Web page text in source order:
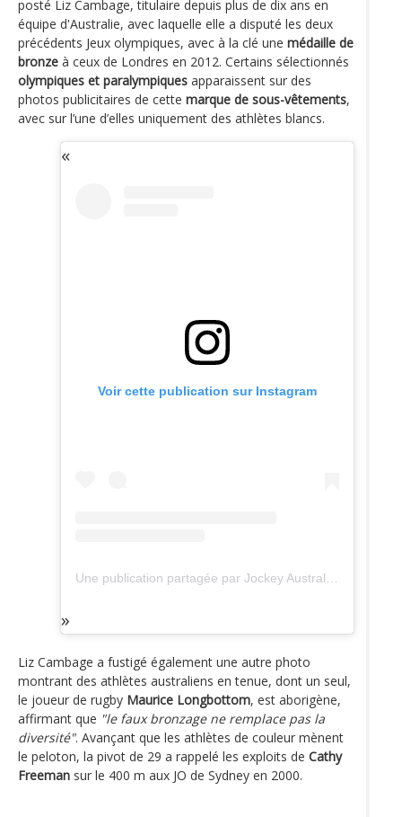
posté Liz Cambage, titulaire depuis plus de dix ans en
équipe d'Australie, avec laquelle elle a disputé les deux
précédents Jeux olympiques, avec à la clé une médaille de
bronze à ceux de Londres en 2012. Certains sélectionnés
olympiques et paralympiques apparaissent sur des
photos publicitaires de cette marque de sous-vêtements,
avec sur l’une d’elles uniquement des athlètes blancs.
Voir cette publication sur Instagram
Liz Cambage a fustigé également une autre photo
montrant des athlètes australiens en tenue, dont un seul,
le joueur de rugby Maurice Longbottom, est aborigène,
affirmant que "le faux bronzage ne remplace pas la
diversité". Avançant que les athlètes de couleur mènent
le peloton, la pivot de 29 a rappelé les exploits de Cathy
Freeman sur le 400 m aux JO de Sydney en 2000.